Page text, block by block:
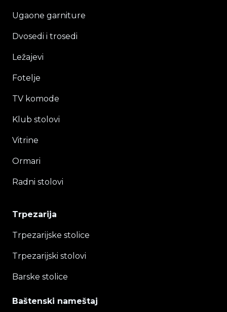
Ugaone garniture
Dvosedi i trosedi
Ležajevi
Fotelje
TV komode
Klub stolovi
Vitrine
Ormari
Radni stolovi
Trpezarija
Trpezarijske stolice
Trpezarijski stolovi
Barske stolice
Baštenski nameštaj